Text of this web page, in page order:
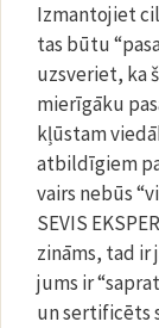
Izmantojiet
tas būtu
uzsveriet, ka
mierīgāku
kļūstam
atbildīgiem
vairs nebūs
SEVIS
zināms, tad ir
jums ir
un sertificēts